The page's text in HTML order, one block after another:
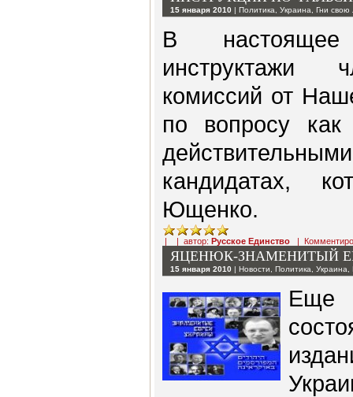
15 января 2010 | Политика Украина Гни
В настоящее
инструктажи
комиссий от
по вопросу
кандидатах,
Ющенко.
| | автор: Русское Единство |
ЯЦЕНЮК-ЗНАМЕНИТЫЙ
15 января 2010 | Новости Политика Украина
Еще